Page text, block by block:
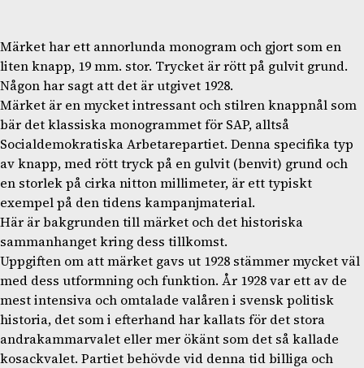
Märket har ett annorlunda monogram och gjort som en
liten knapp, 19 mm. stor. Trycket är rött på gulvit grund.
Någon har sagt att det är utgivet 1928.
Märket är en mycket intressant och stilren knappnål som
bär det klassiska monogrammet för SAP, alltså
Socialdemokratiska Arbetarepartiet. Denna specifika typ
av knapp, med rött tryck på en gulvit (benvit) grund och
en storlek på cirka nitton millimeter, är ett typiskt
exempel på den tidens kampanjmaterial.
Här är bakgrunden till märket och det historiska
sammanhanget kring dess tillkomst.
Uppgiften om att märket gavs ut 1928 stämmer mycket väl
med dess utformning och funktion. År 1928 var ett av de
mest intensiva och omtalade valåren i svensk politisk
historia, det som i efterhand har kallats för det stora
andrakammarvalet eller mer ökänt som det så kallade
kosackvalet. Partiet behövde vid denna tid billiga och